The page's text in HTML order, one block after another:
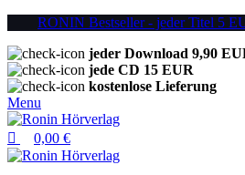
RONIN Bestseller - jeder Titel 5
jeder Download 9,90
jede CD 15 EUR
kostenlose Lieferung
Menu
0,00 €